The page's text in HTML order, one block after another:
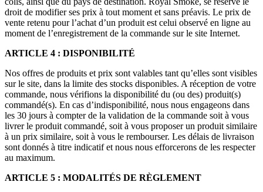
droit de modifier ses prix à tout moment et sans préavis. Le prix de
vente retenu pour l’achat d’un produit est celui observé en ligne au
moment de l’enregistrement de la commande sur le site Internet.
ARTICLE 4 : DISPONIBILITÉ
Nos offres de produits et prix sont valables tant qu’elles sont visibles
sur le site, dans la limite des stocks disponibles. A réception de votre
commande, nous vérifions la disponibilité du (ou des) produit(s)
commandé(s). En cas d’indisponibilité, nous nous engageons dans
les 30 jours à compter de la validation de la commande soit à vous
livrer le produit commandé, soit à vous proposer un produit similaire
à un prix similaire, soit à vous le rembourser. Les délais de livraison
sont donnés à titre indicatif et nous nous efforcerons de les respecter
au maximum.
ARTICLE 5 : MODALITÉS DE RÈGLEMENT